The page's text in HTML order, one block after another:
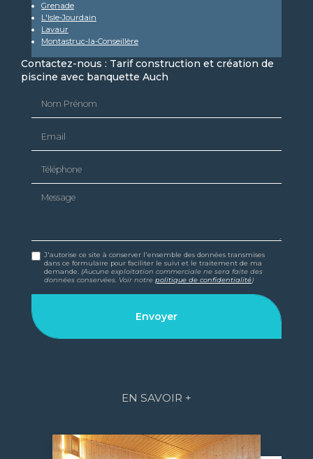
Grenade
L'Isle-Jourdain
Lavaur
Montastruc-la-Conseillère
Contactez-nous : Tarif construction et création de
piscine avec banquette Auch
Message
J'autorise ce site à conserver l'ensemble des données transmises
dans ce formulaire pour faciliter le suivi et le traitement de ma
demande. (Aucune exploitation commerciale ne sera faite des
données conservées. Voir notrepolitique de confidentialité)
EN SAVOIR +